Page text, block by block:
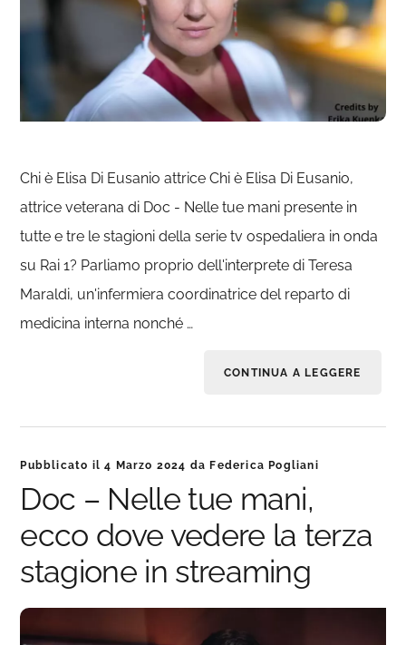
Chi è Elisa Di Eusanio attrice Chi è Elisa Di Eusanio,
attrice veterana di Doc - Nelle tue mani presente in
tutte e tre le stagioni della serie tv ospedaliera in onda
su Rai 1? Parliamo proprio dell'interprete di Teresa
Maraldi, un'infermiera coordinatrice del reparto di
medicina interna nonché …
CONTINUA A LEGGERE
Pubblicato il4 Marzo 2024 da Federica Pogliani
Doc – Nelle tue mani,
ecco dove vedere la terza
stagione in streaming